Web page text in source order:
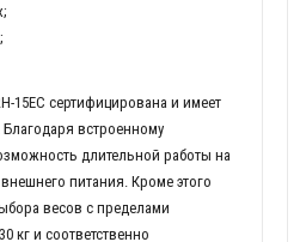
15EC сертифицирована и имеет
встроенному
длительной работы на
питания. Кроме этого
весов с пределами
кг и соответственно